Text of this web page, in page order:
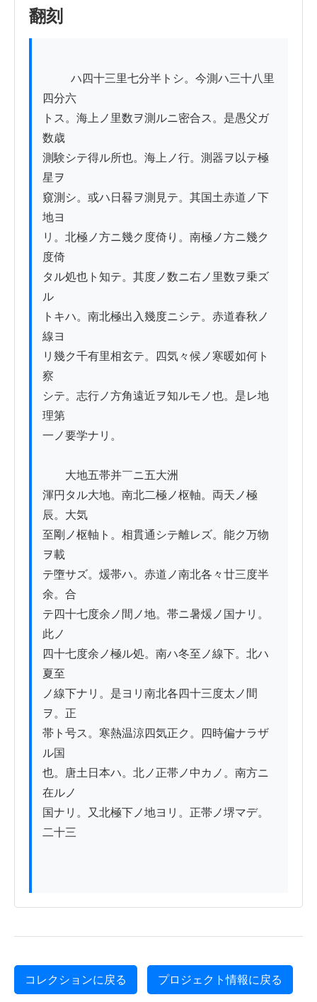
翻刻
四分六
トス。海上ノ里数ヲ測ルニ密合ス。是愚父ガ
数歳
測験シテ得ル所也。海上ノ行。測器ヲ以テ極
星ヲ
窺測シ。或ハ日晷ヲ測見テ。其国土赤道ノ下
地ヨ
リ。北極ノ方ニ幾ク度倚り。南極ノ方ニ幾ク
度倚
タル処也ト知テ。其度ノ数ニ右ノ里数ヲ乗ズ
ル
トキハ。南北極出入幾度ニシテ。赤道春秋ノ
線ヨ
リ幾ク千有里相玄テ。四気々候ノ寒暖如何ト
察
シテ。志行ノ方角遠近ヲ知ルモノ也。是レ地
理第
一ノ要学ナリ。
大地五帯并￣ニ五大洲
渾円タル大地。南北二極ノ枢軸。両天ノ極
辰。大気
至剛ノ枢軸ト。相貫通シテ離レズ。能ク万物
ヲ載
テ墮サズ。煖帯ハ。赤道ノ南北各々廿三度半
余。合
テ四十七度余ノ間ノ地。帯ニ暑煖ノ国ナリ。
此ノ
四十七度余ノ極ル処。南ハ冬至ノ線下。北ハ
夏至
ノ線下ナリ。是ヨリ南北各四十三度太ノ間
ヲ。正
帯ト号ス。寒熱温涼四気正ク。四時偏ナラザ
ル国
也。唐土日本ハ。北ノ正帯ノ中カノ。南方ニ
在ルノ
国ナリ。又北極下ノ地ヨリ。正帯ノ堺マデ。
二十三
コレクションに戻る プロジェクト情報に戻る